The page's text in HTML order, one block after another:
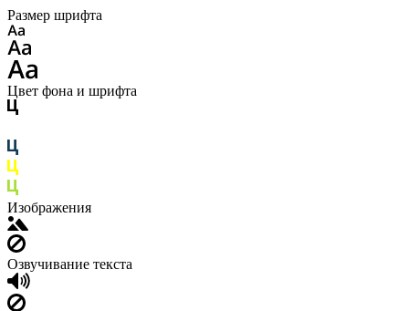
Размер шрифта
Цвет фона и шрифта
Изображения
Озвучивание текста